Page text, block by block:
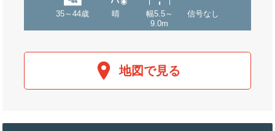
35～44歳 晴
幅5.5～
9.0m
信号なし
地図で見る